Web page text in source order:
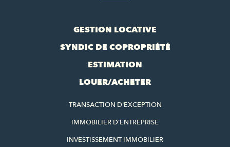
GESTION LOCATIVE
SYNDIC DE COPROPRIÉTÉ
ESTIMATION
LOUER/ACHETER
TRANSACTION D'EXCEPTION
IMMOBILIER D'ENTREPRISE
INVESTISSEMENT IMMOBILIER